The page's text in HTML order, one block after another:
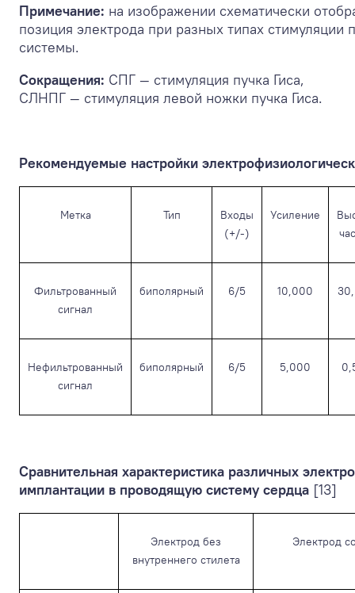
Примечание: на изображении схематически
позиция электрода при разных типах стимуляции
системы.
Сокращения: СПГ — стимуляция пучка Гиса,
СЛНПГ — стимуляция левой ножки пучка Гиса.
Рекомендуемые настройки
Метка Тип
Входы
(+/-)
Усиление
Фильтрованный
сигнал
биполярный 6/5 10,000
Нефильтрованный
сигнал
биполярный 6/5 5,000
Сравнительная характеристика различных
имплантации в проводящую систему сердца [13]
Электрод без
внутреннего стилета
Электрод